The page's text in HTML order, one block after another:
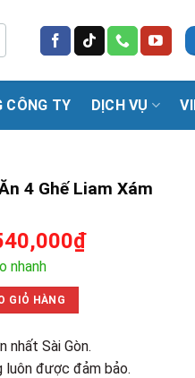
CÔNG TY DỊCH VỤ
4 Ghế Liam Xám
₫Giá
nhanh
Xám Mới 99% số lượng
GIỎ HÀNG
nhất Sài Gòn.
luôn được đảm bảo.